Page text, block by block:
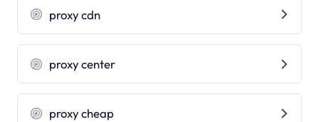
proxy cdn
proxy center
proxy cheap